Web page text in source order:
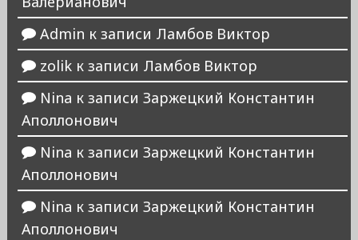
Admin к записи Ламбов Виктор
zolikк записи Ламбов Виктор
Nina к записи Заржецкий Константин
Аполлонович
Nina к записи Заржецкий Константин
Аполлонович
Nina к записи Заржецкий Константин
Аполлонович